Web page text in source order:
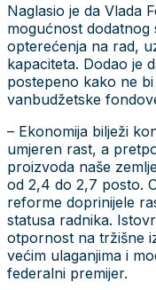
Naglasio je da Vlada
mogućnost dodatnog
opterećenja na rad,
kapaciteta. Dodao je
postepeno kako ne
vanbudžetske
– Ekonomija bilježi
umjeren rast, a
proizvoda naše
od 2,4 do 2,7 posto.
reforme doprinijele
statusa radnika.
otpornost na tržišne
većim ulaganjima i
federalni premijer.